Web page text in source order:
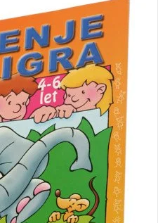
za otroke, ki se učijo
za samostojno delo.